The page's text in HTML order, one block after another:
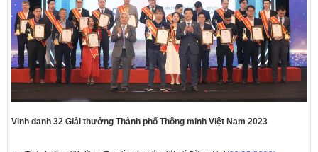
Vinh danh 32 Giải thưởng Thành phố Thông minh Việt Nam 2023